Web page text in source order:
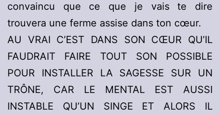
convaincu que ce que je vais te dire
trouvera une ferme assise dans ton cœur.
AU VRAI C’EST DANS SON CŒUR QU’IL
FAUDRAIT FAIRE TOUT SON POSSIBLE
POUR INSTALLER LA SAGESSE SUR UN
TRÔNE, CAR LE MENTAL EST AUSSI
INSTABLE QU’UN SINGE ET ALORS IL